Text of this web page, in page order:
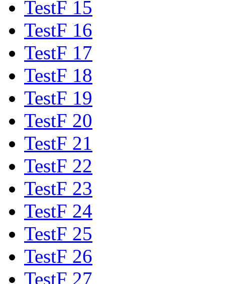
TestF 15
TestF 16
TestF 17
TestF 18
TestF 19
TestF 20
TestF 21
TestF 22
TestF 23
TestF 24
TestF 25
TestF 26
TestF 27